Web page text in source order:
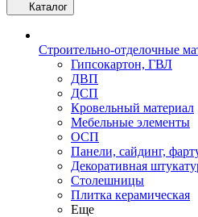
Каталог
Строительно-отделочные
Гипсокартон, ГВЛ
ДВП
ДСП
Кровельный материал
Мебельные элементы
ОСП
Панели, сайдинг,
Декоративная
Столешницы
Плитка керамическая
Еще